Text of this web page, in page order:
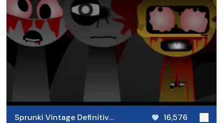
Sprunki Vintage Definitive
16,576